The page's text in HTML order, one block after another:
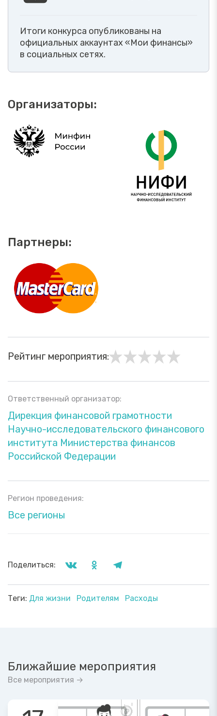
Итоги конкурса опубликованы на
официальных аккаунтах «Мои финансы»
в социальных сетях.
Организаторы:
Партнеры:
Рейтинг мероприятия:
Ответственный организатор:
Дирекция финансовой грамотности
Научно-исследовательского финансового
института Министерства финансов
Российской Федерации
Регион проведения:
Все регионы
Поделиться:
Теги: Для жизни Родителям Расходы
Ближайшие мероприятия
Все мероприятия →